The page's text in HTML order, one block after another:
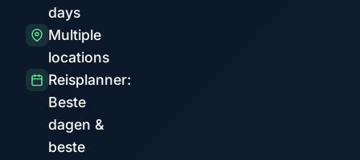
days
Multiple
locations
Reisplanner:
Beste
dagen &
beste